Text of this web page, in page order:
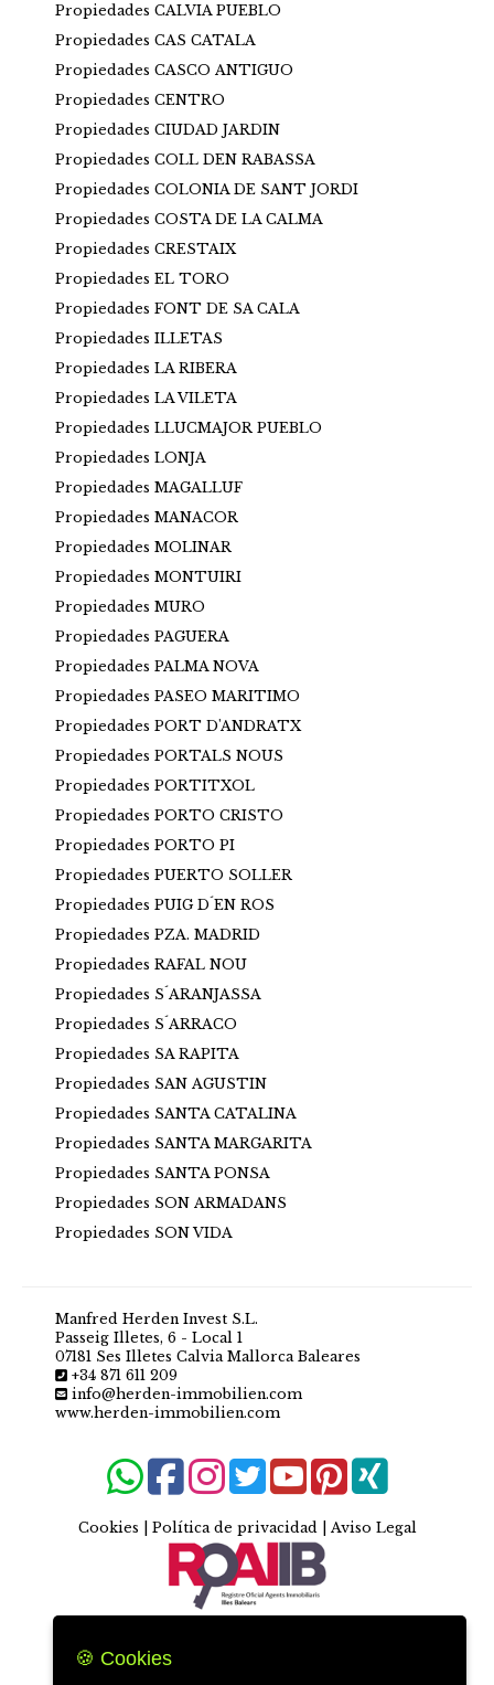
Propiedades CALVIA PUEBLO
Propiedades CAS CATALA
Propiedades CASCO ANTIGUO
Propiedades CENTRO
Propiedades CIUDAD JARDIN
Propiedades COLL DEN RABASSA
Propiedades COLONIA DE SANT JORDI
Propiedades COSTA DE LA CALMA
Propiedades CRESTAIX
Propiedades EL TORO
Propiedades FONT DE SA CALA
Propiedades ILLETAS
Propiedades LA RIBERA
Propiedades LA VILETA
Propiedades LLUCMAJOR PUEBLO
Propiedades LONJA
Propiedades MAGALLUF
Propiedades MANACOR
Propiedades MOLINAR
Propiedades MONTUIRI
Propiedades MURO
Propiedades PAGUERA
Propiedades PALMA NOVA
Propiedades PASEO MARITIMO
Propiedades PORT D'ANDRATX
Propiedades PORTALS NOUS
Propiedades PORTITXOL
Propiedades PORTO CRISTO
Propiedades PORTO PI
Propiedades PUERTO SOLLER
Propiedades PUIG D´EN ROS
Propiedades PZA. MADRID
Propiedades RAFAL NOU
Propiedades S´ARANJASSA
Propiedades S´ARRACO
Propiedades SA RAPITA
Propiedades SAN AGUSTIN
Propiedades SANTA CATALINA
Propiedades SANTA MARGARITA
Propiedades SANTA PONSA
Propiedades SON ARMADANS
Propiedades SON VIDA
Manfred Herden Invest S.L.
Passeig Illetes, 6 - Local 1
07181 Ses Illetes Calvia Mallorca Baleares
+34 871 611 209
info@herden-immobilien.com
www.herden-immobilien.com
Cookies Política de privacidad Aviso Legal
🍪 Cookies